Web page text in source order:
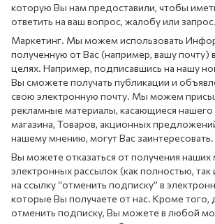
которую Вы нам предоставили, чтобы
ответить на ваш вопрос, жалобу или запрос.
Маркетинг. Мы можем использовать
полученную от Вас (например, вашу почту)
целях. Например, подписавшись на нашу
Вы сможете получать публикации и
свою электронную почту. Мы можем
рекламные материалы, касающиеся нашего
магазина, Товаров, акционных
нашему мнению, могут Вас заинтересовать.
Вы можете отказаться от получения наших
электронных рассылок (как полностью, так
на ссылку “отменить подписку” в
которые Вы получаете от нас. Кроме того,
отменить подписку, Вы можете в любой